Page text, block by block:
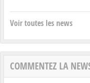
Voir toutes les news
COMMENTEZ LA